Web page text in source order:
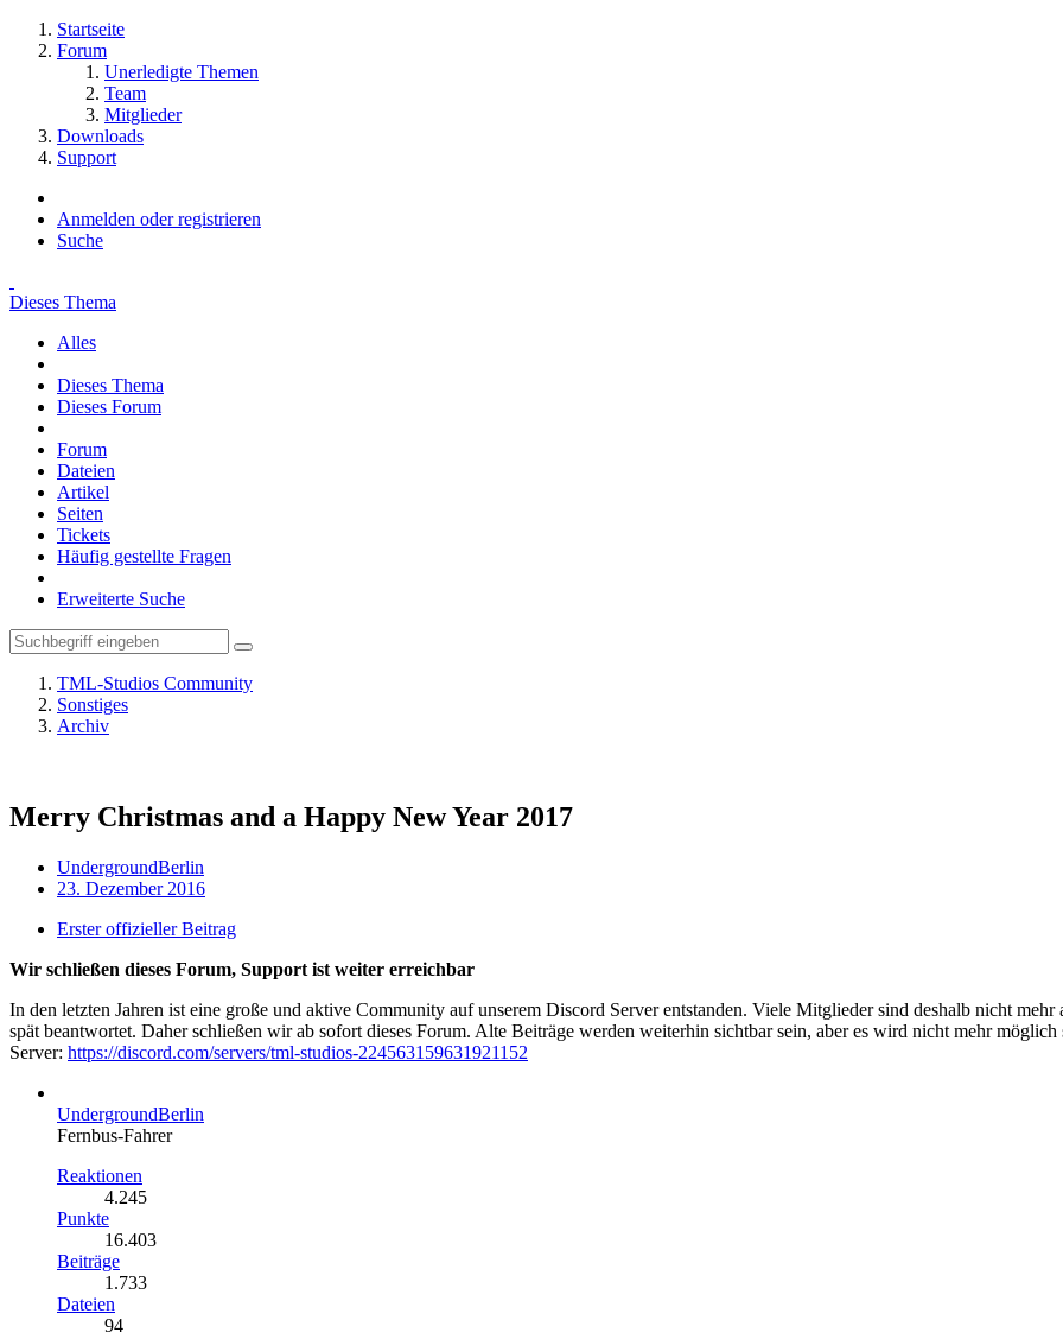
Startseite
Forum
Unerledigte Themen
Team
Mitglieder
Downloads
Support
Anmelden oder registrieren
Suche
Dieses Thema
Alles
Dieses Thema
Dieses Forum
Forum
Dateien
Artikel
Seiten
Tickets
Häufig gestellte Fragen
Erweiterte Suche
TML-Studios Community
Sonstiges
Archiv
Merry Christmas and a Happy New Year 2017
UndergroundBerlin
23. Dezember 2016
Erster offizieller Beitrag
Wir schließen dieses Forum, Support ist weiter erreichbar
In den letzten Jahren ist eine große und aktive Community auf unserem Discord Server entstanden. Viele Mitglieder sind deshalb nicht
spät beantwortet. Daher schließen wir ab sofort dieses Forum. Alte Beiträge werden weiterhin sichtbar sein, aber es wird nicht mehr
Server: https://discord.com/servers/tml-studios-224563159631921152
UndergroundBerlin
Fernbus-Fahrer
Reaktionen
4.245
Punkte
16.403
Beiträge
1.733
Dateien
94